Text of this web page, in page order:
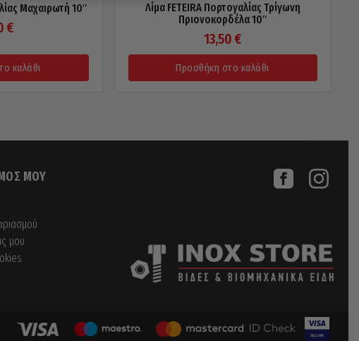
Μαχαιρωτή 10″
€
καλάθι
Λίμα FETEIRA Πορτογαλίας Τρίγωνη
Πριονοκορδέλα 10″
13,50 €
Προσθήκη στο καλάθι
ΜΟΥ
μου